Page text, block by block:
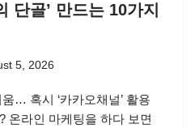
단골’ 만드는 10가지
5, 2026
… 혹시 ‘카카오채널’ 활용
온라인 마케팅을 하다 보면